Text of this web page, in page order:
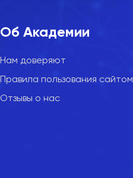
Об Академии
Нам доверяют
Правила пользования сайтом
Отзывы о нас